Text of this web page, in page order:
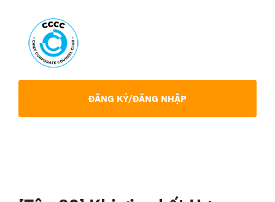
content
ĐĂNG KÝ/ĐĂNG NHẬP